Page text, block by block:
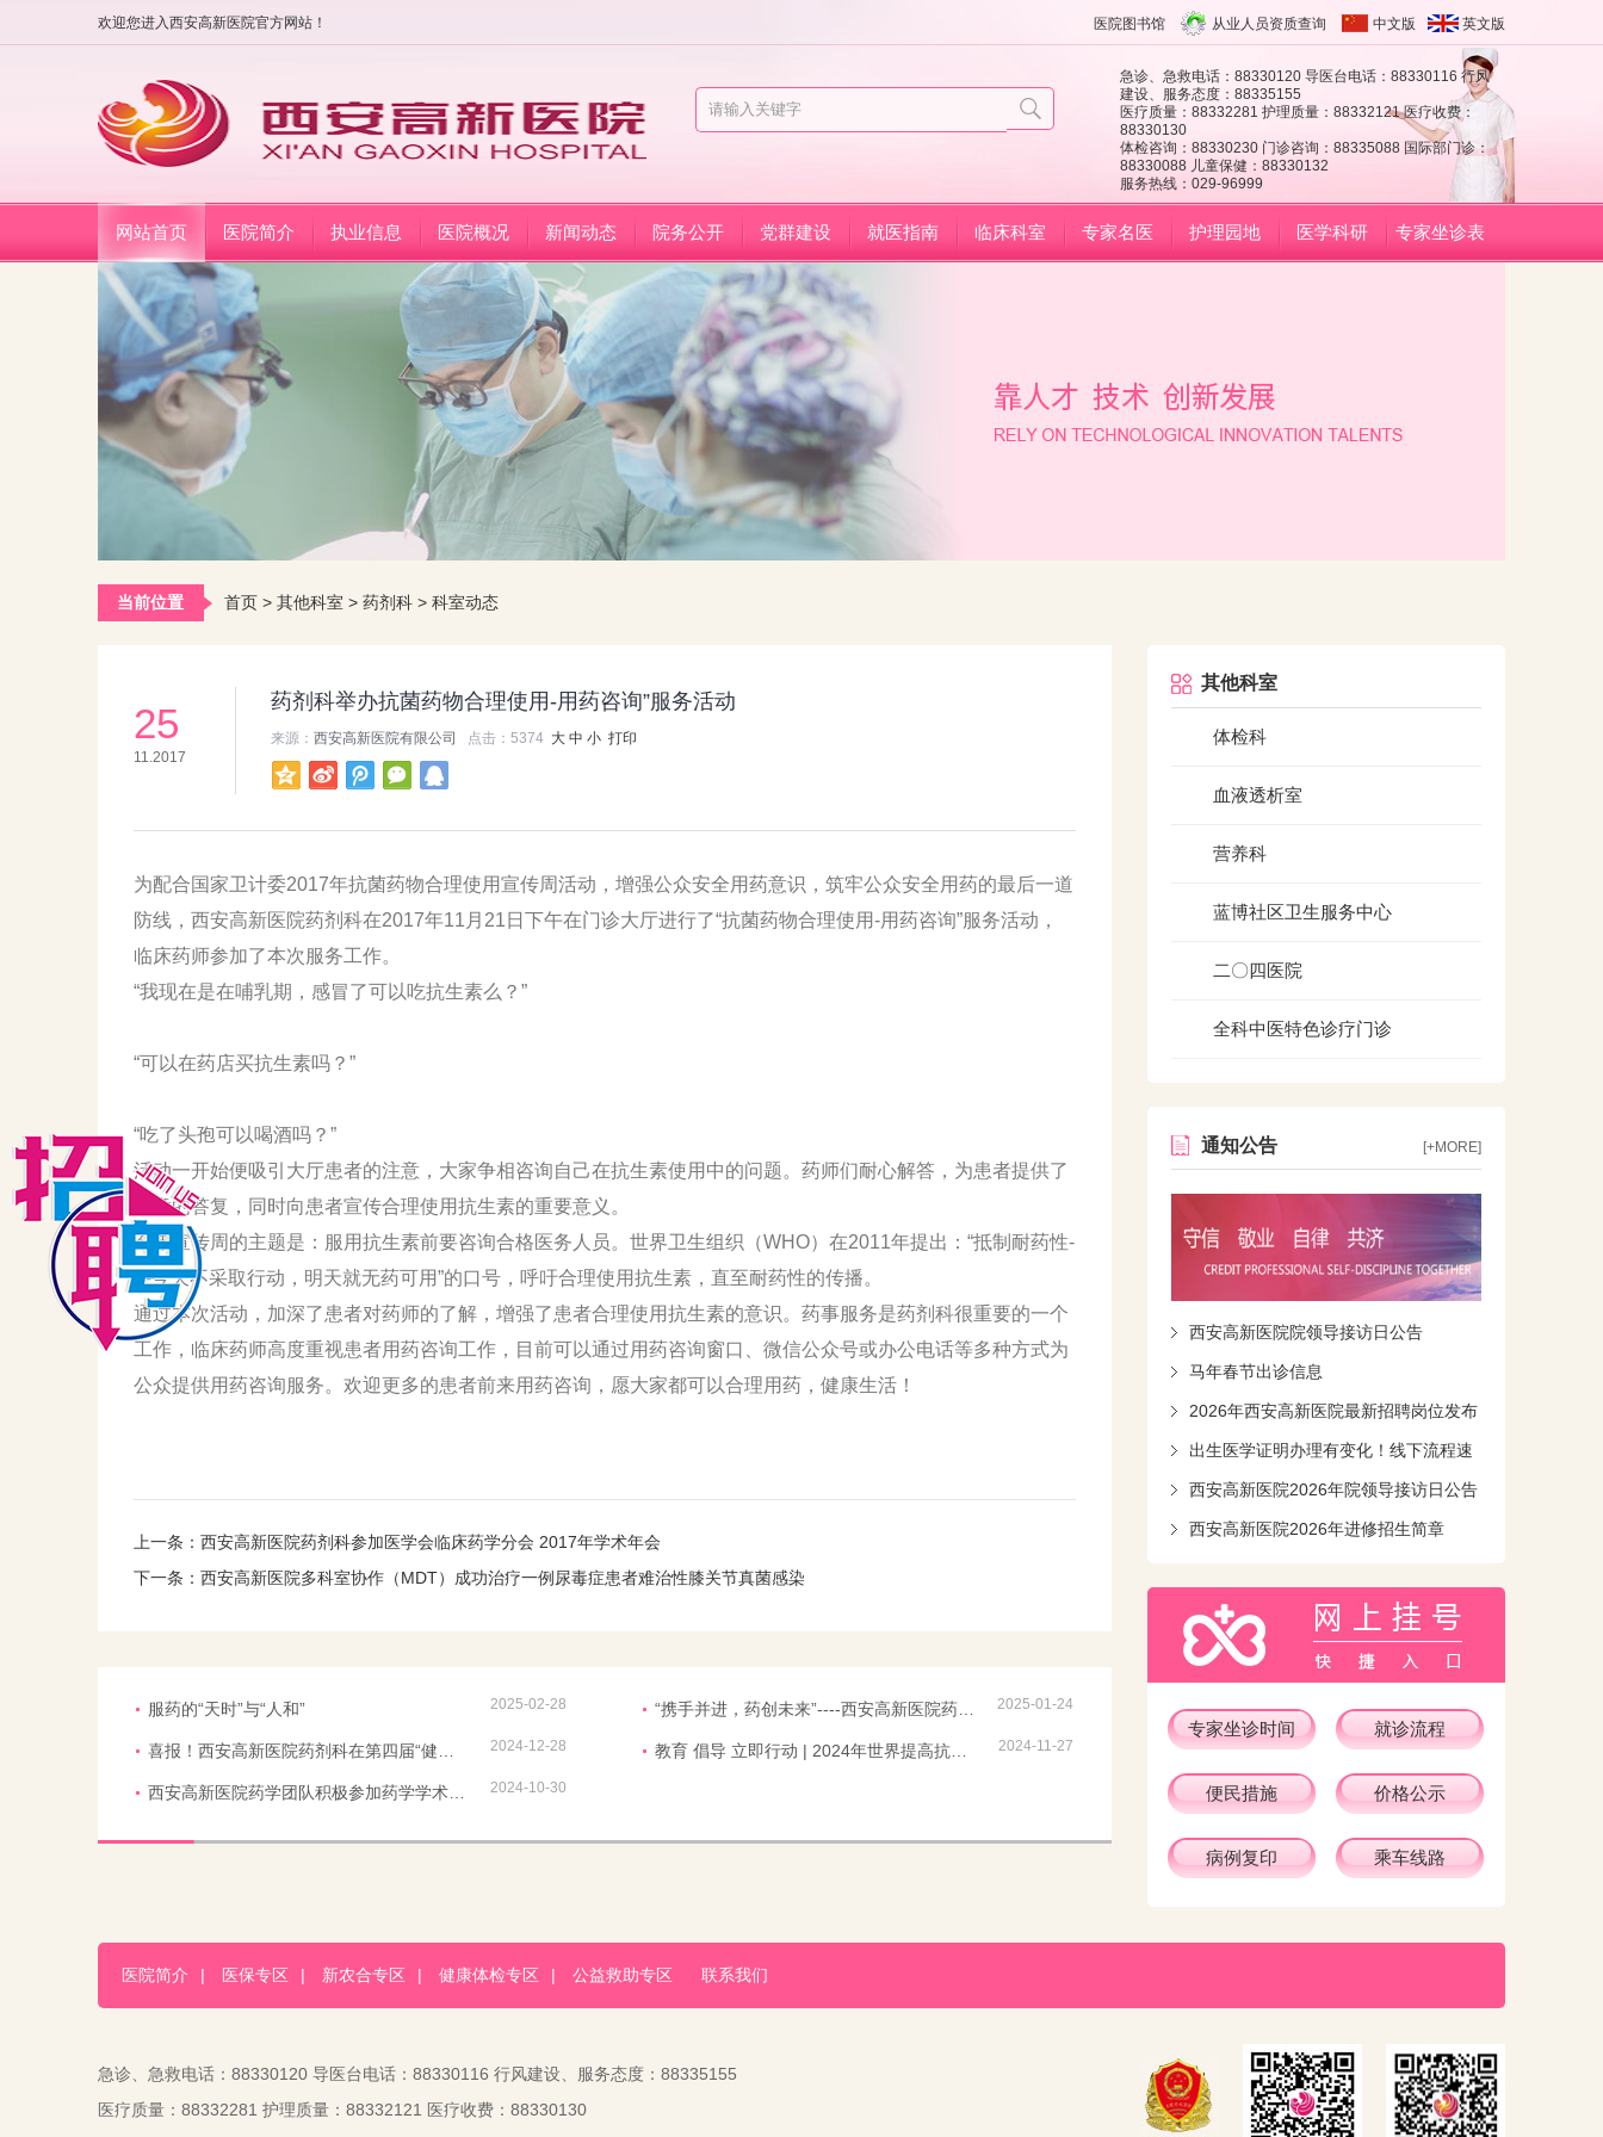
欢迎您进入西安高新医院官方网站！ 医院图书馆 从业人员资质查询 中文版 英文版
急诊、急救电话：88330120 导医台电话：88330116 行风
建设、服务态度：88335155
医疗质量：88332281 护理质量：88332121 医疗收费：
88330130
体检咨询：88330230 门诊咨询：88335088 国际部门诊：
88330088 儿童保健：88330132
服务热线：029-96999
网站首页 医院简介 执业信息 医院概况 新闻动态 院务公开 党群建设 就医指南 临床科室 专家名医 护理园地 医学科研 专家坐诊表
当前位置 首页 > 其他科室 > 药剂科 > 科室动态
其他科室
体检科
血液透析室
营养科
蓝博社区卫生服务中心
二〇四医院
全科中医特色诊疗门诊
通知公告 [+MORE]
西安高新医院院领导接访日公告
马年春节出诊信息
2026年西安高新医院最新招聘岗位发布
出生医学证明办理有变化！线下流程速
知！
西安高新医院2026年院领导接访日公告
西安高新医院2026年进修招生简章
专家坐诊时间 就诊流程
便民措施 价格公示
病例复印 乘车线路
25
11.2017
药剂科举办抗菌药物合理使用-用药咨询”服务活动
来源： 西安高新医院有限公司 点击： 5374 大 中 小 打印
为配合国家卫计委2017年抗菌药物合理使用宣传周活动，增强公众安全用药意识，筑牢公众安全用药的最后一道
防线，西安高新医院药剂科在2017年11月21日下午在门诊大厅进行了“抗菌药物合理使用-用药咨询”服务活动，
临床药师参加了本次服务工作。
“我现在是在哺乳期，感冒了可以吃抗生素么？”
“可以在药店买抗生素吗？”
“吃了头孢可以喝酒吗？”
活动一开始便吸引大厅患者的注意，大家争相咨询自己在抗生素使用中的问题。药师们耐心解答，为患者提供了
满意的答复，同时向患者宣传合理使用抗生素的重要意义。
今年宣传周的主题是：服用抗生素前要咨询合格医务人员。世界卫生组织（WHO）在2011年提出：“抵制耐药性-
---今天不采取行动，明天就无药可用”的口号，呼吁合理使用抗生素，直至耐药性的传播。
通过本次活动，加深了患者对药师的了解，增强了患者合理使用抗生素的意识。药事服务是药剂科很重要的一个
工作，临床药师高度重视患者用药咨询工作，目前可以通过用药咨询窗口、微信公众号或办公电话等多种方式为
公众提供用药咨询服务。欢迎更多的患者前来用药咨询，愿大家都可以合理用药，健康生活！
上一条： 西安高新医院药剂科参加医学会临床药学分会 2017年学术年会
下一条： 西安高新医院多科室协作（MDT）成功治疗一例尿毒症患者难治性膝关节真菌感染
服药的“天时”与“人和” 2025-02-28 2025-01-24
2024-12-28 2024-11-27
2024-10-30
医院简介 | 医保专区 | 新农合专区 | 健康体检专区 | 公益救助专区 联系我们
急诊、急救电话：88330120 导医台电话：88330116 行风建设、服务态度：88335155
医疗质量：88332281 护理质量：88332121 医疗收费：88330130